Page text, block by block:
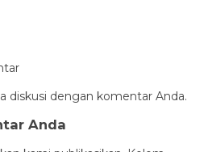
diskusi dengan komentar Anda.
Anda